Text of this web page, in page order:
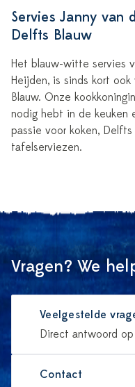
Servies Janny van
Delfts Blauw
Het blauw-witte servies
Heijden, is sinds kort
Blauw. Onze
nodig hebt in de keuken
passie voor koken,
tafelserviezen.
Vragen? We
Veelgestelde
Direct antwoord
Contact